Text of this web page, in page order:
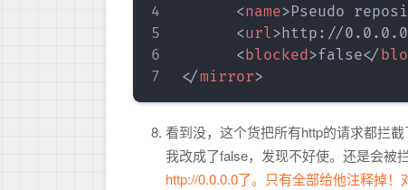
<name>Pseudo
<url>http://
<blocked>false</
</mirror>
看到没，这个货把所有http的请求都拦
我改成了false，发现不好使。还是会被
http://0.0.0.0了。只有全部给他注释掉！